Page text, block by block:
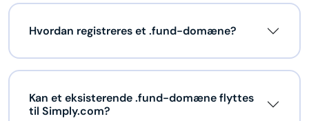
Hvordan registreres et .fund-domæne?
Kan et eksisterende .fund-domæne flyttes
til Simply.com?